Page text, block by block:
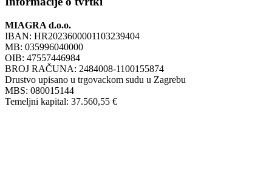
MIAGRA d.o.o.
IBAN: HR2023600001103239404
MB: 035996040000
OIB: 47557446984
BROJ RAČUNA: 2484008-1100155874
Drustvo upisano u trgovackom sudu u Zagrebu
MBS: 080015144
Temeljni kapital: 37.560,55 €